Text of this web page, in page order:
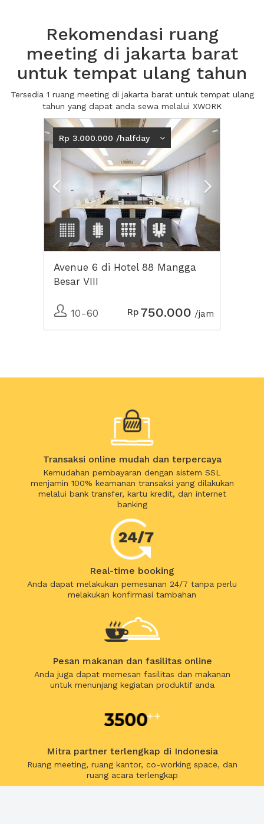
Rekomendasi ruang
meeting di jakarta barat
untuk tempat ulang tahun
Tersedia 1 ruang meeting di jakarta barat untuk tempat ulang
tahun yang dapat anda sewa melalui XWORK
Previous Next2
Rp 3.000.000 /halfday
Avenue 6 di Hotel 88 Mangga
Besar VIII
10-60 Rp 750.000 /jam
Transaksi online mudah dan terpercaya
Kemudahan pembayaran dengan sistem SSL
menjamin 100% keamanan transaksi yang dilakukan
melalui bank transfer, kartu kredit, dan internet
banking
Real-time booking
Anda dapat melakukan pemesanan 24/7 tanpa perlu
melakukan konfirmasi tambahan
Pesan makanan dan fasilitas online
Anda juga dapat memesan fasilitas dan makanan
untuk menunjang kegiatan produktif anda
Mitra partner terlengkap di Indonesia
Ruang meeting, ruang kantor, co-working space, dan
ruang acara terlengkap